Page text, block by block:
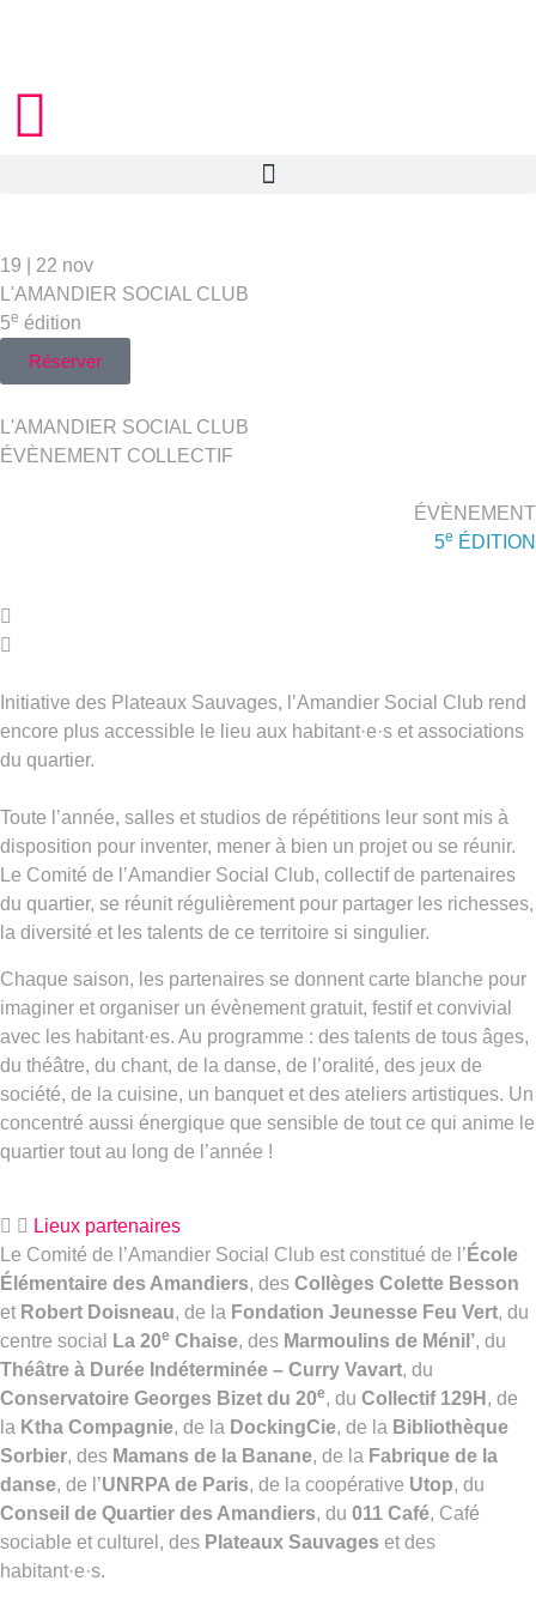
19 | 22 nov
L'AMANDIER SOCIAL CLUB
5e édition
Réserver
L'AMANDIER SOCIAL CLUB
ÉVÈNEMENT COLLECTIF
ÉVÈNEMENT
5e ÉDITION
Initiative des Plateaux Sauvages, l’Amandier Social Club rend
encore plus accessible le lieu aux habitant·e·s et associations
du quartier.
Toute l’année, salles et studios de répétitions leur sont mis à
disposition pour inventer, mener à bien un projet ou se réunir.
Le Comité de l’Amandier Social Club, collectif de partenaires
du quartier, se réunit régulièrement pour partager les richesses,
la diversité et les talents de ce territoire si singulier.
Chaque saison, les partenaires se donnent carte blanche pour
imaginer et organiser un évènement gratuit, festif et convivial
avec les habitant·es. Au programme : des talents de tous âges,
du théâtre, du chant, de la danse, de l’oralité, des jeux de
société, de la cuisine, un banquet et des ateliers artistiques. Un
concentré aussi énergique que sensible de tout ce qui anime le
quartier tout au long de l’année !
Lieux partenaires
Le Comité de l’Amandier Social Club est constitué de l’ École
Élémentaire des Amandiers, des Collèges Colette Besson
et Robert Doisneau, de la Fondation Jeunesse Feu Vert, du
centre social
La 20e Chaise, des Marmoulins de Ménil’, du
Théâtre à Durée Indéterminée – Curry Vavart, du
Conservatoire Georges Bizet du 20e, du Collectif 129H , de
la Ktha Compagnie, de la DockingCie, de la Bibliothèque
Sorbier, des Mamans de la Banane, de la Fabrique de la
danse, de l’UNRPA de Paris, de la coopérative Utop, du
Conseil de Quartier des Amandiers, du 011 Café, Café
sociable et culturel, des Plateaux Sauvages et des
habitant·e·s.